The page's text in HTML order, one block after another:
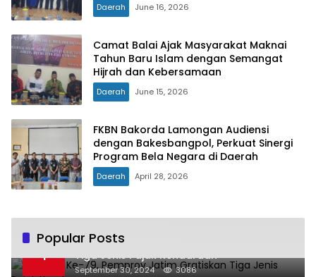
Daerah June 16, 2026
Camat Balai Ajak Masyarakat Maknai
Tahun Baru Islam dengan Semangat
Hijrah dan Kebersamaan
Daerah June 15, 2026
FKBN Bakorda Lamongan Audiensi
dengan Bakesbangpol, Perkuat Sinergi
Program Bela Negara di Daerah
Daerah April 28, 2026
Popular Posts
1
Hari Jadi Ke-79, Pemprov Jatim Gratiskan
Tiga Jenis Pajak Kendaraan
September 30, 2024 3086